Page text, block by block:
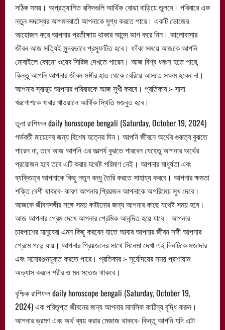
সঠিক সময়। অপ্রত্যাশিত রসিদগুলি আর্থিক বোঝা বাড়িয়ে তুলবে। পরিবারে এক
নতুন সদস্যের আগমনবার্তা আপনাকে মুগ্ধ করতে পারে। একটি ভোজের
আয়োজন করে আপনার প্রতীক্ষায় থাকার আনন্দ ভাগ করে নিন। ভালোবাসার
জীবন আজ সত্যিই সুন্দরভাবে প্রস্ফুটিত হবে। ফাঁকা সময়ে আজকে আপনি
মোবাইলে কোনো ওয়েব সিরিজ দেখতে পারেন। আজ বিশ্ব ধবংস হতে পারে,
কিন্তু আপনি আপনার জীবন সঙ্গীর হাত থেকে বেরিয়ে আসতে সক্ষম হবেন না।
আপনার স্বাস্থ্য আপনার পরিবারকে আজ সুখী করবে। প্রতিকার :- সাদা
খরগোশকে খাবার খাওয়ালে আর্থিক স্থিতি মজবুত হবে।
তুলা রাশিফল daily horoscope bengali (Saturday, October 19, 2024)
গর্ভবতী মায়েদের জন্য বিশেষ যত্নের দিন। আপনি জীবনে অর্থের গুরুত্ব বুঝতে
পারেন না, তবে আজ আপনি এর তাত্পর্য বুঝতে পারবেন যেহেতু আপনার অর্থের
প্রয়োজন হবে তবে এটি করার যথেষ্ট পরিমাণ নেই। আপনার মাধুর্যতা এবং
ব্যক্তিত্ব আপনাকে কিছু নতুন বন্ধু তৈরি করতে সাহায্য করবে। আপনার ক্ষমতা
শক্তি বেশী থাকবে- কারণ আপনার প্রি়য়জন আপনাকে অপরিমেয় সুখ দেবে।
আজকে জীবনসঙ্গীর সঙ্গে সময় কাটানোর জন্য আপনার কাছে যথেষ্ট সময় হবে।
আজ আপনার প্রেম দেখে আপনার প্রেমিক আনন্দিত হয়ে যাবে। আপনার
চারপাশের মানুষেরা এমন কিছু করবেন যাতে আবার আপনার জীবন সঙ্গী আপনার
প্রেমে পড়ে যায়। আপনার প্রিয়জনের সাথে সিনেমা দেখা এই দিনটিকে মজাদার
এবং মনোরঞ্জনযুক্ত করতে পারে। প্রতিকার :- সূর্যোদয়ের সময় প্রাণায়াম
অভ্যাস করলে শরীর ও মন সতেজ থাকবে।
বৃশ্চিক রাশিফল daily horoscope bengali (Saturday, October 19,
2024) এক পরিতৃপ্ত জীবনের জন্য আপনার মানসিক কাঠিন্য বৃদ্ধি করুন।
আপনার ভ্রমণ এবং অর্থ ব্যয় করার মেজাজ থাকবে- কিন্তু আপনি যদি এটা